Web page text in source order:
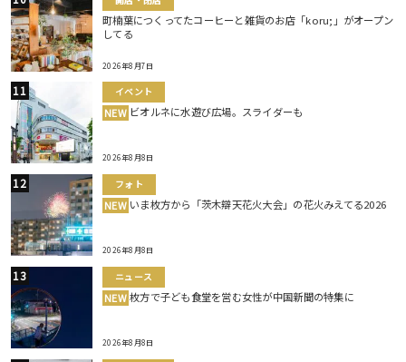
町楠葉につくってたコーヒーと雑貨のお店「koru;」がオープン
してる
2026年8月7日
イベント
NEW ビオルネに水遊び広場。スライダーも
2026年8月8日
フォト
NEW いま枚方から「茨木辯天花火大会」の花火みえてる2026
2026年8月8日
ニュース
NEW 枚方で子ども食堂を営む女性が中国新聞の特集に
2026年8月8日